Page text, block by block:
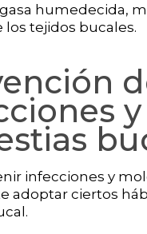
humedecida,
los tejidos bucales.
y
infecciones y
adoptar ciertos